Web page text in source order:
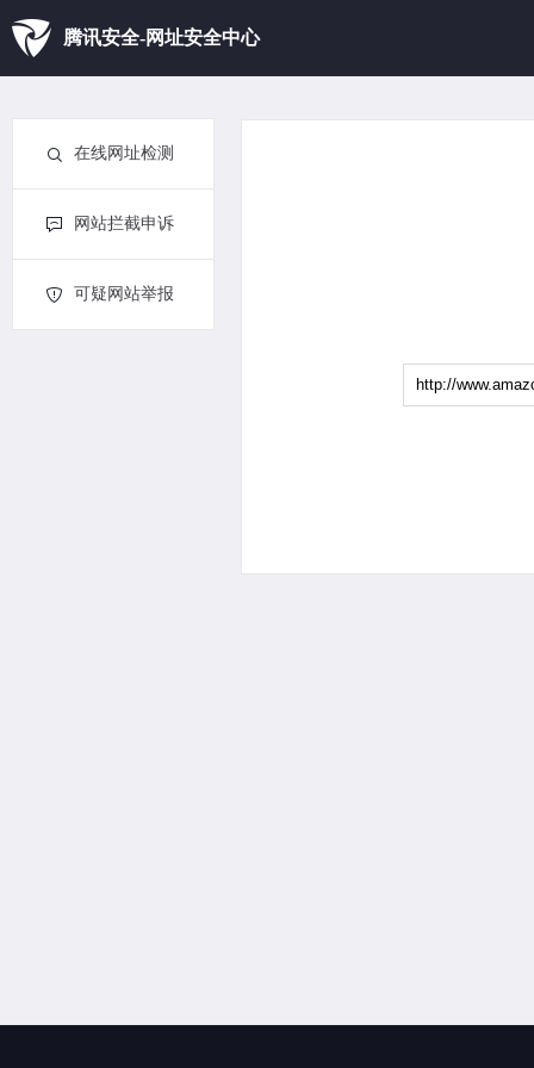
腾讯安全-网址安全中心
在线网址检测
网站拦截申诉
可疑网站举报